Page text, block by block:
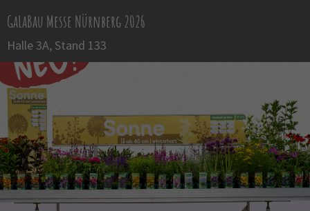
GaLaBau Messe Nürnberg 2026
Halle 3A, Stand 133